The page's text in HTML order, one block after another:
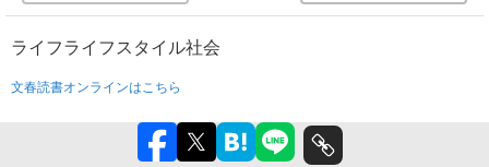
ライフライフスタイル社会
文春読書オンラインはこちら